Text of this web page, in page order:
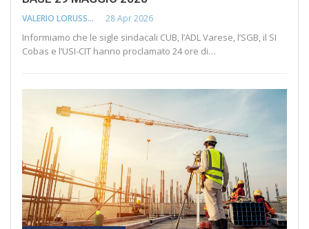
VALERIO LORUSSO 28 Apr 2026
Informiamo che le sigle sindacali CUB, l’ADL Varese, l’SGB, il SI
Cobas e l’USI-CIT hanno proclamato 24 ore di…